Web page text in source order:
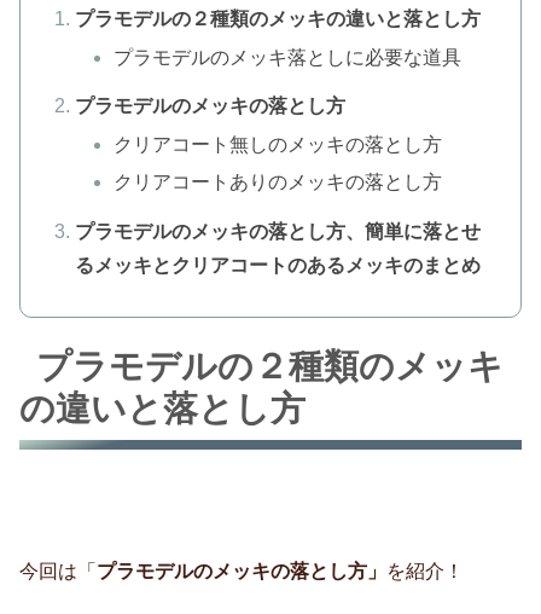
プラモデルの２種類のメッキの違いと落とし方
プラモデルのメッキ落としに必要な道具
プラモデルのメッキの落とし方
クリアコート無しのメッキの落とし方
クリアコートありのメッキの落とし方
プラモデルのメッキの落とし方、簡単に落とせ
るメッキとクリアコートのあるメッキのまとめ
プラモデルの２種類のメッキ
の違いと落とし方
今回は「 プラモデルのメッキの落とし方」 を紹介！